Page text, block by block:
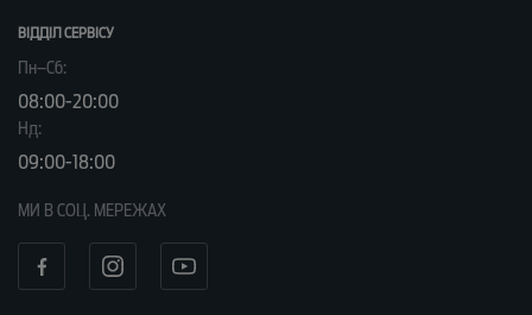
ВІДДІЛ CЕРВІСУ
Пн–Сб:
08:00-20:00
Нд:
09:00-18:00
МИ В СОЦ. МЕРЕЖАХ